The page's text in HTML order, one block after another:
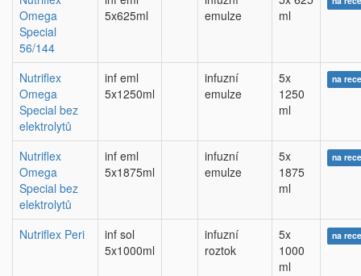
Omega
Special
56/144
5x625ml
emulze
ml
Nutriflex
Omega
Special bez
elektrolytů
inf eml
5x1250ml
infuzní
emulze
5x
1250
ml
na
Nutriflex
Omega
Special bez
elektrolytů
inf eml
5x1875ml
infuzní
emulze
5x
1875
ml
na
Nutriflex Peri
inf sol
5x1000ml
infuzní
roztok
5x
1000
ml
na